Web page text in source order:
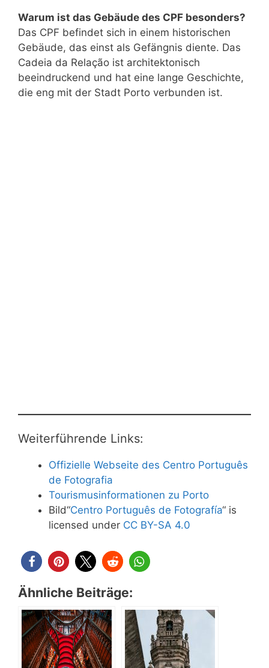
Warum ist das Gebäude des CPF besonders?
Das CPF befindet sich in einem historischen
Gebäude, das einst als Gefängnis diente. Das
Cadeia da Relação ist architektonisch
beeindruckend und hat eine lange Geschichte,
die eng mit der Stadt Porto verbunden ist.
Weiterführende Links:
Offizielle Webseite des Centro Português
de Fotografia
Tourismusinformationen zu Porto
Bild“Centro Português de Fotografía“ is
licensed under CC BY-SA 4.0
Ähnliche Beiträge: